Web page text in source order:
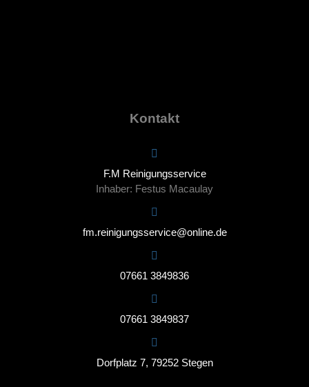
Kontakt
F.M Reinigungsservice
Inhaber: Festus Macaulay
fm.reinigungsservice@online.de
07661 3849836
07661 3849837
Dorfplatz 7, 79252 Stegen